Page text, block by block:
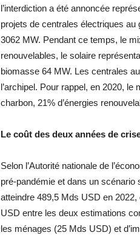
l’interdiction a été annoncée
projets de centrales électriques
3062 MW. Pendant ce temps, le
renouvelables, le solaire
biomasse 64 MW. Les centrales
l’archipel. Pour rappel, en 2020,
charbon, 21% d’énergies
Le coût des deux années de
Selon l’Autorité nationale de
pré-pandémie et dans un scénario
atteindre 489,5 Mds USD en
USD entre les deux estimations
les ménages (25 Mds USD) et